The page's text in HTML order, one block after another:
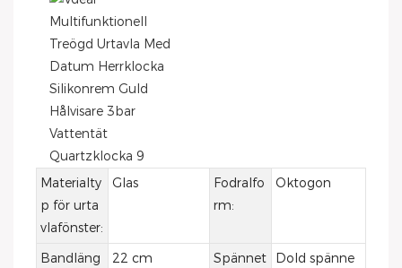
Materialty
p för urta
vlafönster:
Glas
Fodralfo
rm:
Oktogon
Bandläng
22 cm
Spännet
Dold spänne